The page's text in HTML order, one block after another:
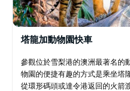
塔龍加動物園快車
參觀位於雪梨港的澳洲最著名的
物園的便捷有趣的方式是乘坐塔
從環形碼頭或達令港返回的火箭